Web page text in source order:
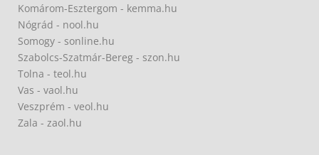
Komárom-Esztergom - kemma.hu
Nógrád - nool.hu
Somogy - sonline.hu
Szabolcs-Szatmár-Bereg - szon.hu
Tolna - teol.hu
Vas - vaol.hu
Veszprém - veol.hu
Zala - zaol.hu